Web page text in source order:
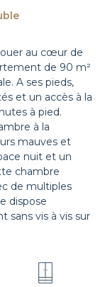
au cœur de
de 90 m²
A ses pieds,
et un accès à la
à pied.
à la
mauves et
nuit et un
chambre
de multiples
dispose
sans vis à vis sur